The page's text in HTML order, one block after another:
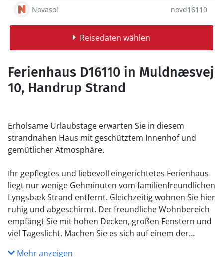
Novasol novd16110
Reisedaten wählen
Ferienhaus D16110 in Muldnæsvej
10, Handrup Strand
Erholsame Urlaubstage erwarten Sie in diesem
strandnahen Haus mit geschütztem Innenhof und
gemütlicher Atmosphäre.
Ihr gepflegtes und liebevoll eingerichtetes Ferienhaus
liegt nur wenige Gehminuten vom familienfreundlichen
Lyngsbæk Strand entfernt. Gleichzeitig wohnen Sie hier
ruhig und abgeschirmt. Der freundliche Wohnbereich
empfängt Sie mit hohen Decken, großen Fenstern und
viel Tageslicht. Machen Sie es sich auf einem der
Mehr anzeigen